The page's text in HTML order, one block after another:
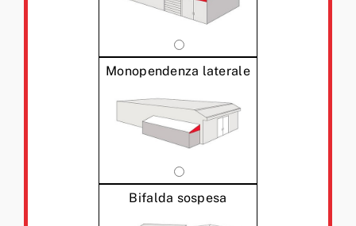
Monopendenza laterale
Bifalda sospesa